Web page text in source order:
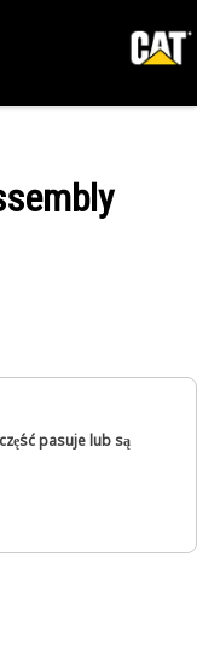
pasuje lub są